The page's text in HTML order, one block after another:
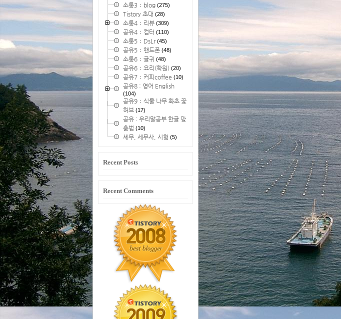
소통3：blog(275)
Tistory 초대 (28)
소통4：리뷰(309)
공유4：컴터 (110)
소통5：DsLr(45)
공유5：핸드폰(48)
소통6：글귀 (48)
공유6：요리(학원)(20)
공유7：커피coffee (10)
공유8 : 영어 English
(104)
공유9：식물 나무 화초 꽃
허브 (17)
공유 : 우리말공부 한글 맞
춤법 (10)
세무, 세무사, 시험 (5)
Recent Posts
Recent Comments